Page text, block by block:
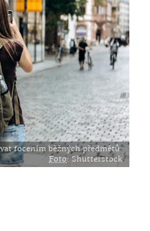
focením běžných předmětů.
Foto: Shutterstock